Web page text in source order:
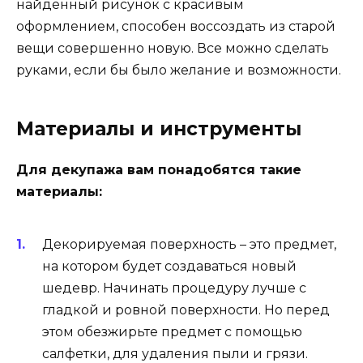
найденный рисунок с красивым
оформлением, способен воссоздать из старой
вещи совершенно новую. Все можно сделать
руками, если бы было желание и возможности.
Материалы и инструменты
Для декупажа вам понадобятся такие
материалы:
Декорируемая поверхность – это предмет,
на котором будет создаваться новый
шедевр. Начинать процедуру лучше с
гладкой и ровной поверхности. Но перед
этом обезжирьте предмет с помощью
салфетки, для удаления пыли и грязи.